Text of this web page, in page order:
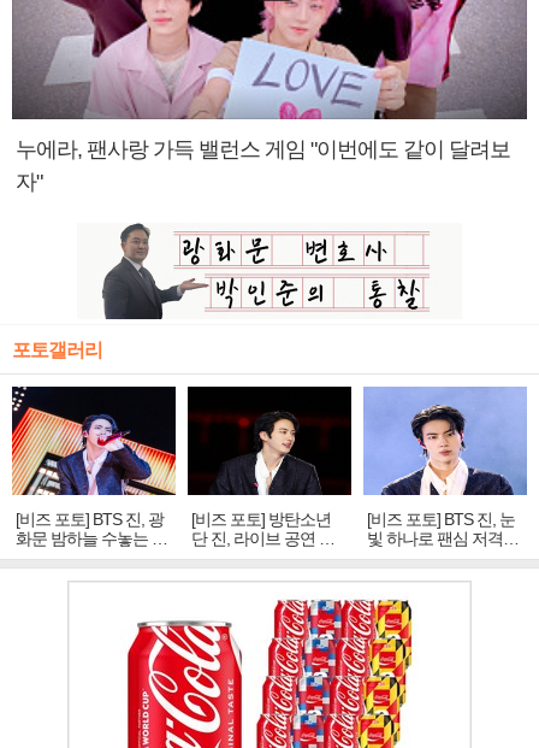
누에라, 팬사랑 가득 밸런스 게임 "이번에도 같이 달려보
자"
포토갤러리
[비즈 포토] BTS 진, 광
화문 밤하늘 수놓는 '비
주얼 킹'의 열창
[비즈 포토] 방탄소년
단 진, 라이브 공연 중
빛나는 독보적 아우라
[비즈 포토] BTS 진, 눈
빛 하나로 팬심 저격…
독보적 카리스마